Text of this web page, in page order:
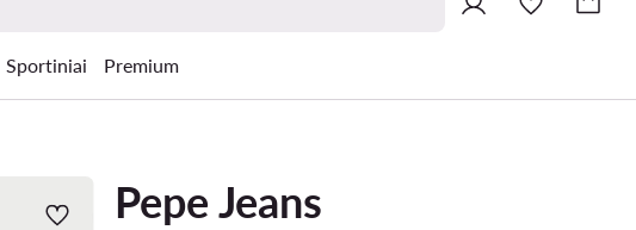
Sportiniai Premium
Pepe Jeans